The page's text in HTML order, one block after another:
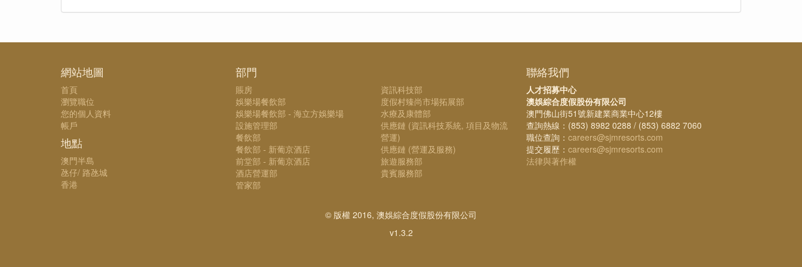
網站地圖
首頁
瀏覽職位
您的個人資料
帳戶
地點
澳門半島
氹仔/ 路氹城
香港
部門
賬房
娛樂場餐飲部
娛樂場餐飲部 - 海立方娛樂場
設施管理部
餐飲部
餐飲部 - 新葡京酒店
前堂部 - 新葡京酒店
酒店營運部
管家部
資訊科技部
度假村臻尚市場拓展部
水療及康體部
供應鏈 (資訊科技系統, 項目及物流
營運)
供應鏈 (營運及服務)
旅遊服務部
貴賓服務部
聯絡我們
人才招募中心
澳娛綜合度假股份有限公司
澳門佛山街51號新建業商業中心12樓
查詢熱線：(853) 8982 0288 / (853) 6882 7060
職位查詢： careers@sjmresorts.com
提交履歷： careers@sjmresorts.com
法律與著作權
© 版權 2016, 澳娛綜合度假股份有限公司
v1.3.2